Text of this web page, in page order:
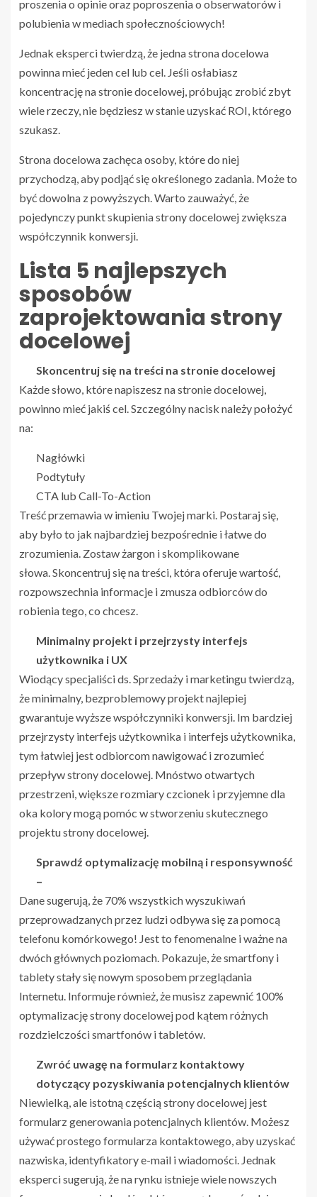
proszenia o opinie oraz poproszenia o obserwatorów i
polubienia w mediach społecznościowych!
Jednak eksperci twierdzą, że jedna strona docelowa
powinna mieć jeden cel lub cel. Jeśli osłabiasz
koncentrację na stronie docelowej, próbując zrobić zbyt
wiele rzeczy, nie będziesz w stanie uzyskać ROI, którego
szukasz.
Strona docelowa zachęca osoby, które do niej
przychodzą, aby podjąć się określonego zadania. Może to
być dowolna z powyższych. Warto zauważyć, że
pojedynczy punkt skupienia strony docelowej zwiększa
współczynnik konwersji.
Lista 5 najlepszych
sposobów
zaprojektowania strony
docelowej
Skoncentruj się na treści na stronie docelowej
Każde słowo, które napiszesz na stronie docelowej,
powinno mieć jakiś cel. Szczególny nacisk należy położyć
na:
Nagłówki
Podtytuły
CTA lub Call-To-Action
Treść przemawia w imieniu Twojej marki. Postaraj się,
aby było to jak najbardziej bezpośrednie i łatwe do
zrozumienia. Zostaw żargon i skomplikowane
słowa. Skoncentruj się na treści, która oferuje wartość,
rozpowszechnia informacje i zmusza odbiorców do
robienia tego, co chcesz.
Minimalny projekt i przejrzysty interfejs
użytkownika i UX
Wiodący specjaliści ds. Sprzedaży i marketingu twierdzą,
że minimalny, bezproblemowy projekt najlepiej
gwarantuje wyższe współczynniki konwersji. Im bardziej
przejrzysty interfejs użytkownika i interfejs użytkownika,
tym łatwiej jest odbiorcom nawigować i zrozumieć
przepływ strony docelowej. Mnóstwo otwartych
przestrzeni, większe rozmiary czcionek i przyjemne dla
oka kolory mogą pomóc w stworzeniu skutecznego
projektu strony docelowej.
Sprawdź optymalizację mobilną i responsywność
–
Dane sugerują, że 70% wszystkich wyszukiwań
przeprowadzanych przez ludzi odbywa się za pomocą
telefonu komórkowego! Jest to fenomenalne i ważne na
dwóch głównych poziomach. Pokazuje, że smartfony i
tablety stały się nowym sposobem przeglądania
Internetu. Informuje również, że musisz zapewnić 100%
optymalizację strony docelowej pod kątem różnych
rozdzielczości smartfonów i tabletów.
Zwróć uwagę na formularz kontaktowy
dotyczący pozyskiwania potencjalnych klientów
Niewielką, ale istotną częścią strony docelowej jest
formularz generowania potencjalnych klientów. Możesz
używać prostego formularza kontaktowego, aby uzyskać
nazwiska, identyfikatory e-mail i wiadomości. Jednak
eksperci sugerują, że na rynku istnieje wiele nowszych